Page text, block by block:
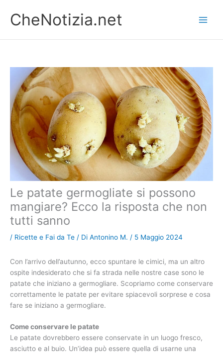
contenuto
CheNotizia.net
Le patate germogliate si possono
mangiare? Ecco la risposta che non
tutti sanno
/ Ricette e Fai da Te / Di Antonino M. / 5 Maggio 2024
Con l’arrivo dell’autunno, ecco spuntare le cimici, ma un altro
ospite indesiderato che si fa strada nelle nostre case sono le
patate che iniziano a germogliare. Scopriamo come conservare
correttamente le patate per evitare spiacevoli sorprese e cosa
fare se iniziano a germogliare.
Come conservare le patate
Le patate dovrebbero essere conservate in un luogo fresco,
asciutto e al buio. Un’idea può essere quella di usarne una